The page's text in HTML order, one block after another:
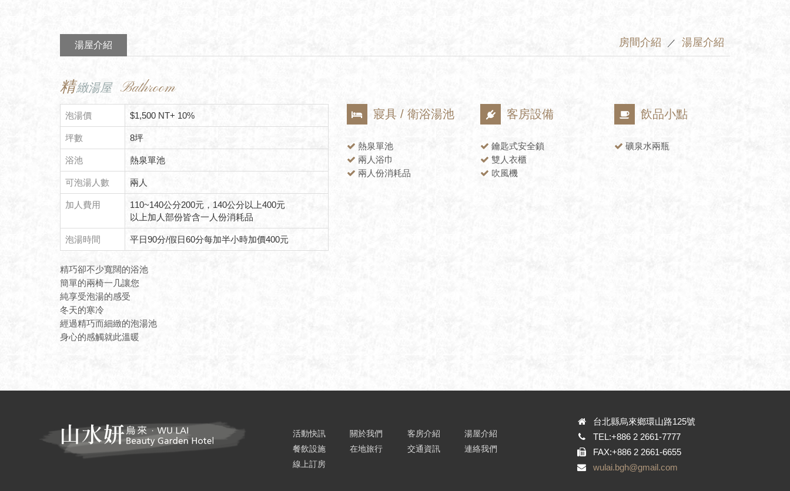
湯屋介紹 房間介紹 ／ 湯屋介紹
精緻湯屋 Bathroom
泡湯價 $1,500 NT+ 10%
坪數 8坪
浴池 熱泉單池
可泡湯人數 兩人
加人費用
110~140公分200元，140公分以上400元
以上加人部份皆含一人份消耗品
泡湯時間 平日90分/假日60分每加半小時加價400元
精巧卻不少寬闊的浴池
簡單的兩椅一几讓您
純享受泡湯的感受
冬天的寒冷
經過精巧而細緻的泡湯池
身心的感觸就此溫暖
寢具 / 衛浴湯池
熱泉單池
兩人浴巾
兩人份消耗品
客房設備
鑰匙式安全鎖
雙人衣櫃
吹風機
飲品小點
礦泉水兩瓶
活動快訊
餐飲設施
線上訂房
關於我們
在地旅行
客房介紹
交通資訊
湯屋介紹
連絡我們
台北縣烏來鄉環山路125號
TEL:+886 2 2661-7777
FAX:+886 2 2661-6655
wulai.bgh@gmail.com